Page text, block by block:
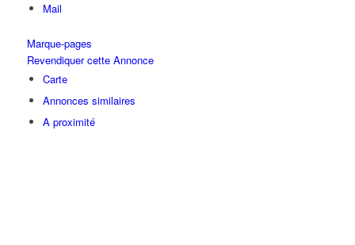
Mail
Marque-pages
Revendiquer cette Annonce
Carte
Annonces similaires
A proximité